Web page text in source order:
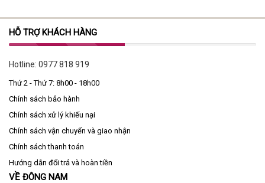
HỖ TRỢ KHÁCH HÀNG
Hotline: 0977 818 919
Thứ 2 - Thứ 7: 8h00 - 18h00
Chính sách bảo hành
Chính sách xử lý khiếu nại
Chính sách vận chuyển và giao nhận
Chính sách thanh toán
Hướng dẫn đổi trả và hoàn tiền
VỀ ĐÔNG NAM